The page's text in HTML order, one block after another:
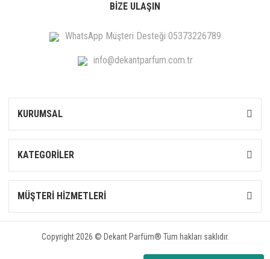
BİZE ULAŞIN
WhatsApp Müşteri Desteği 05373226789
info@dekantparfum.com.tr
KURUMSAL
KATEGORİLER
MÜŞTERİ HİZMETLERİ
Copyright 2026 © Dekant Parfüm® Tüm hakları saklıdır.